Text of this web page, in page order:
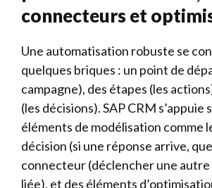
connecteurs et
Une automatisation robuste se
quelques briques : un point de
campagne), des étapes (les
(les décisions). SAP CRM s’appuie
éléments de modélisation comme
décision (si une réponse arrive,
connecteur (déclencher une autre
liée), et des éléments